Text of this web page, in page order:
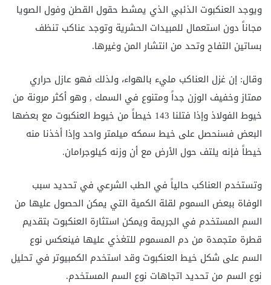
ويوجد العنكبوت الذئبي الذي يمشط حقول القطن وفول الصويا
مجاناً دون استعمال للمبيدات الحشرية وتوجد عناكب تنظف
بساتين التفاح وتحد من انتشار المن وغيرها.
وقال: إن غزل العناكب مليء بالهواء، ولذلك فهو عازل حراري
ممتاز وخفيف الوزن جداً ومتنوع في السمك , وهو أكثر مرونة من
خيوط الفولاذ وإذا فتلنا 143 خيطاً من خيوط العنكبوت مع بعضها
البعض فسنحصل على خيط سمكه ميلمتر واحد وإذا أخذنا منه
خيطاً فإنه يلتف حول الأرض مع أن وزنه كيلوجرامان.
وتستخدم العناكب حالياً في الطب الشرعي في تحديد سبب
الوفاة ببعض السموم لقلة الكمية التي يمكن الحصول عليها من
السم المستخدم في الجريمة ويمكن استثارة العنكبوت بتقديم
قطرة متجمدة من دم المسموم للتغذي عليها فينعكس نوع
السم على شكل خيط العنكبوت وقد استخدم الكمبيوتر في تحليل
نوع السم من تحديد اتجاهات نوع السم المستخدم.